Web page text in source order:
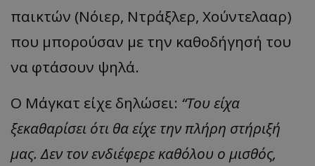
παικτών (Νόιερ, Ντράξλερ, Χούντελααρ)
που μπορούσαν με την καθοδήγησή του
να φτάσουν ψηλά.
Ο Μάγκατ είχε δηλώσει: “Του είχα
ξεκαθαρίσει ότι θα είχε την πλήρη στήριξή
μας. Δεν τον ενδιέφερε καθόλου ο μισθός,